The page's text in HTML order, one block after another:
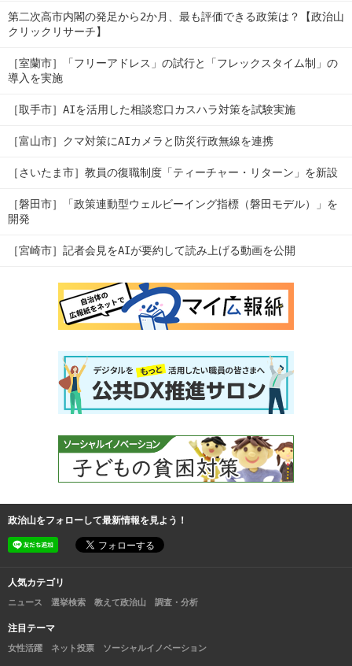
第二次高市内閣の発足から2か月、最も評価できる政策は？【政治山
クリックリサーチ】
［室蘭市］「フリーアドレス」の試行と「フレックスタイム制」の
導入を実施
［取手市］AIを活用した相談窓口カスハラ対策を試験実施
［富山市］クマ対策にAIカメラと防災行政無線を連携
［さいたま市］教員の復職制度「ティーチャー・リターン」を新設
［磐田市］「政策連動型ウェルビーイング指標（磐田モデル）」を
開発
［宮崎市］記者会見をAIが要約して読み上げる動画を公開
政治山をフォローして最新情報を見よう！
人気カテゴリ
ニュース 選挙検索 教えて政治山 調査・分析
注目テーマ
女性活躍 ネット投票 ソーシャルイノベーション